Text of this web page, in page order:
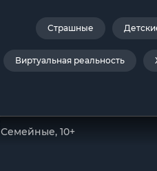
Страшные
Виртуальная реальность
Семейные, 10+